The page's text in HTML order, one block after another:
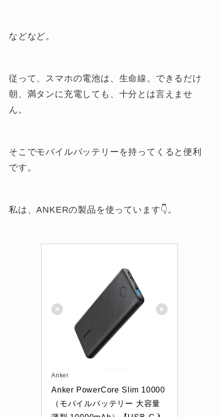
などなど。
従って、スマホの電池は、生命線。できるだけ
朝、満タンに充電しても、十分とは言えませ
ん。
そこでモバイルバッテリーを持ってくると便利
です。
私は、ANKERの製品を使っています👇。
Anker
Anker PowerCore Slim 10000
（モバイルバッテリー 大容量